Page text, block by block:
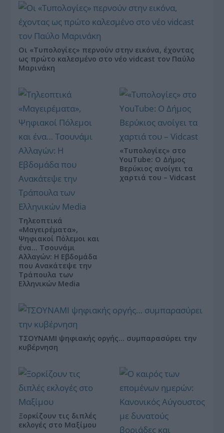
Οι «Τυπολογίες» περνούν στην εικόνα, έχοντας
ως πρώτο καλεσμένο στο νέο vidcast τον Παύλο
Μαρινάκη
Τηλεοπτικά
«Μαγειρέματα»,
Ψηφιακοί Πόλεμοι και
ένα… Τσουνάμι
Αλλαγών: Η Εβδομάδα
που Ανακάτεψε την
Τράπουλα των
Ελληνικών Media
«Τυπολογίες» στο
YouTube: Ο Δήμος
Βερύκιος ανοίγει τα
χαρτιά του – Vidcast
ΤΣΟΥΝΑΜΙ ψηφιακής οργής… συμπαρασύρει την
κυβέρνηση
Ξορκίζουν τις διπλές
εκλογές στο Μαξίμου